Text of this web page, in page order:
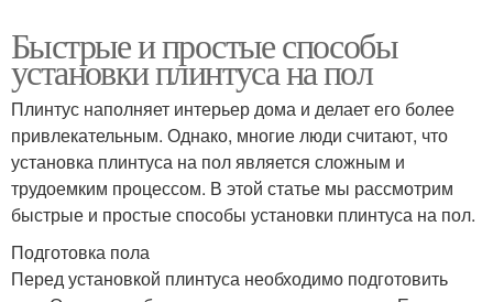
Быстрые и простые способы
установки плинтуса на пол
Плинтус наполняет интерьер дома и делает его более
привлекательным. Однако, многие люди считают, что
установка плинтуса на пол является сложным и
трудоемким процессом. В этой статье мы рассмотрим
быстрые и простые способы установки плинтуса на пол.
Подготовка пола
Перед установкой плинтуса необходимо подготовить